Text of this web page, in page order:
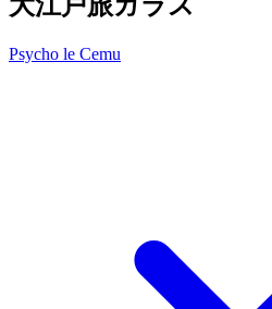
Psycho le Cemu